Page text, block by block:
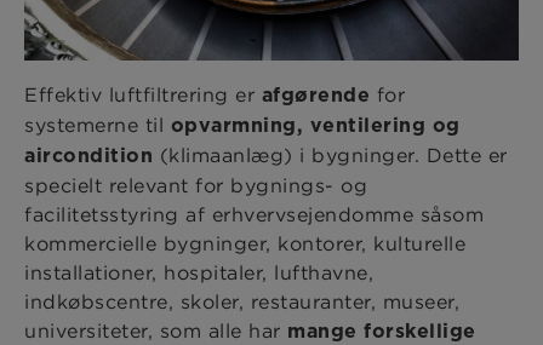
Effektiv luftfiltrering er afgørende for
systemerne til opvarmning, ventilering og
aircondition (klimaanlæg) i bygninger. Dette er
specielt relevant for bygnings- og
facilitetsstyring af erhvervsejendomme såsom
kommercielle bygninger, kontorer, kulturelle
installationer, hospitaler, lufthavne,
indkøbscentre, skoler, restauranter, museer,
universiteter, som alle har mange forskellige